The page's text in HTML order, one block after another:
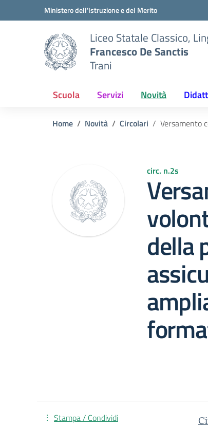
Vai ai contenuti
Vai al menu di navigazioneMinistero dell'Istruzione e del Merito
Liceo Statale Classico,
Francesco De Sanctis
Trani
Scuola Servizi Novità
Home Novità Circolari Versamento
circ. n.2s
della
Stampa / Condividi